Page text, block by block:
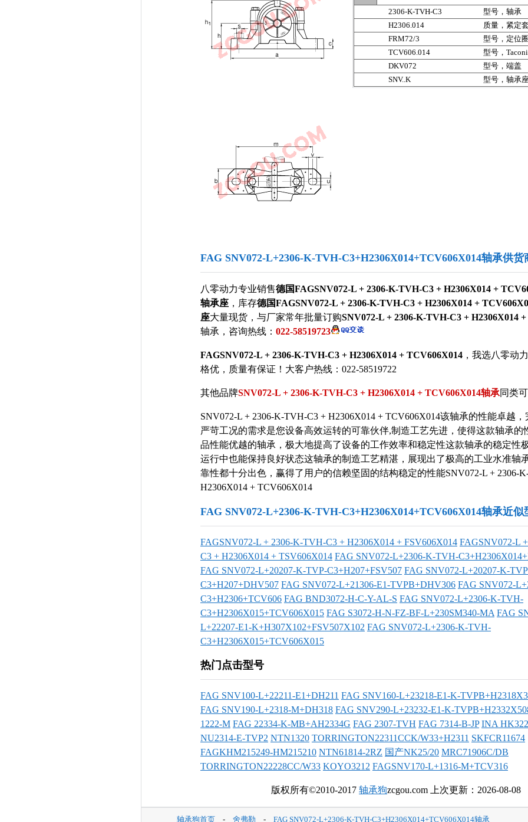
2306-K-TVH-C3
型号，轴承
H2306.014
质量，紧定
FRM72/3
型号，定位
TCV606.014
型号，
DKV072
型号，端盖
SNV..K
型号，轴承
FAG SNV072-L+2306-K-TVH-C3+H2306X014+TCV606X014轴承供货
八零动力专业销售德国FAGSNV072-L + 2306-K-TVH-C3 + H2306X014 +
轴承座 ，库存德国FAGSNV072-L + 2306-K-TVH-C3 + H2306X014 +
座大量现货，与厂家常年批量订购SNV072-L + 2306-K-TVH-C3 + H2306X014
轴承，咨询热线： 022-58519723
FAGSNV072-L + 2306-K-TVH-C3 + H2306X014 + TCV606X014 ，我选八零动
格优，质量有保证！大客户热线：022-58519722
其他品牌SNV072-L + 2306-K-TVH-C3 + H2306X014 + TCV606X014轴承同类
SNV072-L + 2306-K-TVH-C3 + H2306X014 + TCV606X014该轴承的性能卓越
严苛工况的需求是您设备高效运转的可靠伙伴,制造工艺先进，使得这款轴承的
品性能优越的轴承，极大地提高了设备的工作效率和稳定性这款轴承的稳定性
运行中也能保持良好状态这轴承的制造工艺精湛，展现出了极高的工业水准轴
靠性都十分出色，赢得了用户的信赖坚固的结构稳定的性能SNV072-L + 2306-
H2306X014 + TCV606X014
FAG SNV072-L+2306-K-TVH-C3+H2306X014+TCV606X014轴承近似
FAGSNV072-L + 2306-K-TVH-C3 + H2306X014 + FSV606X014 FAGSNV072-L
C3 + H2306X014 + TSV606X014 FAG SNV072-L+2306-K-TVH-
FAG SNV072-L+20207-K-TVP-C3+H207+FSV507 FAG SNV072-L+20207-K-
C3+H207+DHV507 FAG SNV072-L+21306-E1-TVPB+DHV306 FAG SNV072-
C3+H2306+TCV606 FAG BND3072-H-C-Y-AL-S FAG SNV072-L+2306-K-TVH-
C3+H2306X015+TCV606X015 FAG S3072-H-N-FZ-BF-L+230SM340-MA FAG
L+22207-E1-K+H307X102+FSV507X102 FAG SNV072-L+2306-K-TVH-
C3+H2306X015+TCV606X015
热门点击型号
FAG SNV100-L+22211-E1+DH211 FAG SNV160-L+23218-E1-K-
FAG SNV190-L+2318-M+DH318 FAG SNV290-L+23232-E1-K-
1222-M FAG 22334-K-MB+AH2334G FAG 2307-TVH FAG 7314-B-JP INA
NU2314-E-TVP2 NTN1320 TORRINGTON22311CCK/W33+H2311 SKFCR11674
FAGKHM215249-HM215210 NTN61814-2RZ 国产NK25/20 MRC71906C/DB
TORRINGTON22228CC/W33 KOYO3212 FAGSNV170-L+1316-M+TCV316
版权所有©2010-2017 轴承狗zcgou.com 上次更新：2026-08-08
轴承狗首页 - 舍弗勒 - FAG SNV072-L+2306-K-TVH-C3+H2306X014+TCV606X014轴承